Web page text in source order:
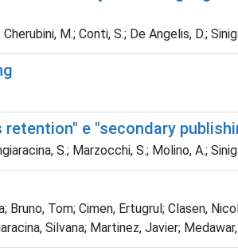
M.; Conti, S.; De Angelis, D.;
e "secondary
S.; Marzocchi, S.; Molino, A.;
Tom; Cimen, Ertugrul; Clasen,
Silvana; Martinez, Javier;